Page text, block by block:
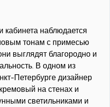
наблюдается
тонам с примесью
выглядят благородно и
В одном из
Петербурге дизайнер
на стенах и
светильниками и